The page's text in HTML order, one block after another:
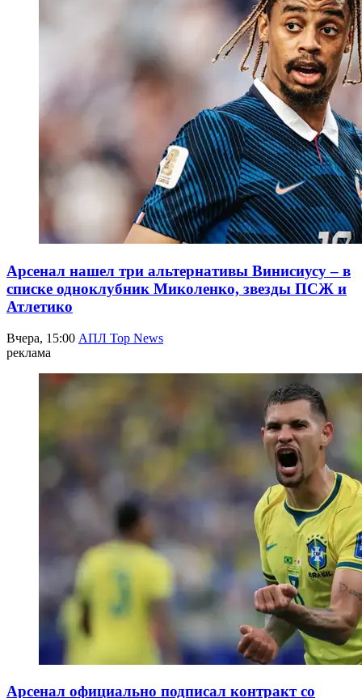
Арсенал нашел три альтернативы Винисиусу – в
списке одноклубник Миколенко, звезды ПСЖ и
Атлетико
Вчера, 15:00 АПЛ Top News
реклама
Арсенал официально подписал контракт со